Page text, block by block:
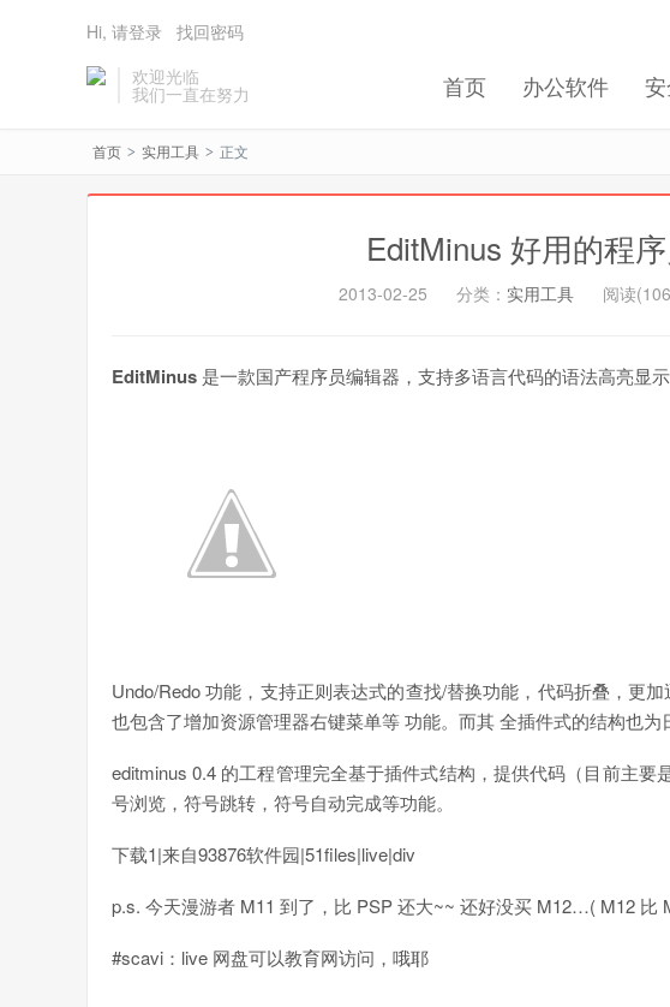
欢迎光临
我们一直在努力 首页 办公软件
Hi, 请登录 找回密码
首页 > 实用工具 > 正文
EditMinus 好用的程
2013-02-25 分类： 实用工具 阅读
EditMinus 是一款国产程序员编辑器，支持多语言代码的语法高亮显
Undo/Redo 功能，支持正则表达式的查找/替换功能，代码折叠，更
也包含了增加资源管理器右键菜单等 功能。而其 全插件式的结构也为
editminus 0.4 的工程管理完全基于插件式结构，提供代码（目前主
号浏览，符号跳转，符号自动完成等功能。
下载1|来自93876软件园|51files|live|div
p.s. 今天漫游者 M11 到了，比 PSP 还大~~ 还好没买 M12…( M12 比
#scavi：live 网盘可以教育网访问，哦耶
记